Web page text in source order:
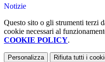
Notizie
Questo sito o gli strumenti terzi
cookie necessari al
COOKIE POLICY.
Personalizza Rifiuta tutti i